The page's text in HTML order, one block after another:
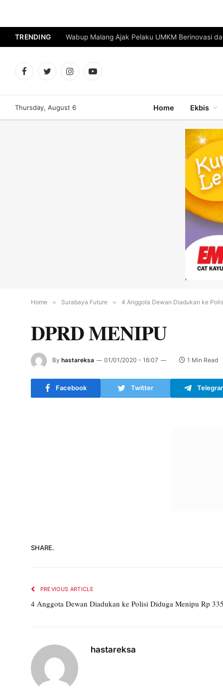
TRENDING
FacebookTwitterInstagramYouTube
Thursday, August 6 Home Ekbis
Home » Surabaya Future » 4 Anggota Dewan Diadukan ke
DPRD MENIPU
By hastareksa 01/01/2020 - 16:07 1 Min Read
Facebook Twitter
SHARE.
PREVIOUS ARTICLE
4 Anggota Dewan Diadukan ke Polisi Diduga Menipu Rp
hastareksa